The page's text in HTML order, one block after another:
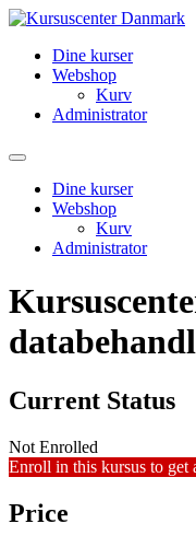
Videre
indholdDine kurser
Webshop
Kurv
Administrator
Dine kurser
Webshop
Kurv
Administrator
Current Status
Not Enrolled
Enroll in this kursus to get
Price